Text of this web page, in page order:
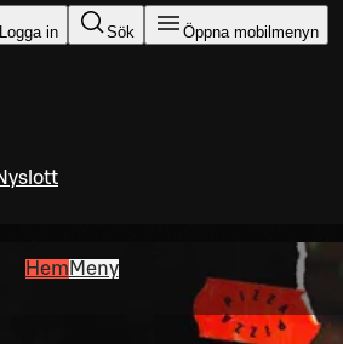
Logga in Sök Öppna mobilmenyn
Hem Meny